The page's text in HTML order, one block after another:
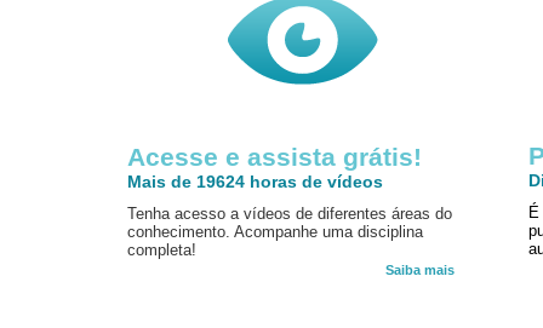
Acesse e assista grátis!
Mais de 19624 horas de vídeos
Tenha acesso a vídeos de diferentes áreas do
conhecimento. Acompanhe uma disciplina
completa!
Saiba mais